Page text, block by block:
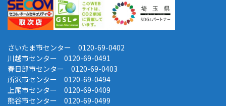
さいたま市センター 0120-69-0402
川越市センター 0120-69-0491
春日部市センター 0120-69-0403
所沢市センター 0120-69-0494
上尾市センター 0120-69-0409
熊谷市センター 0120-69-0499